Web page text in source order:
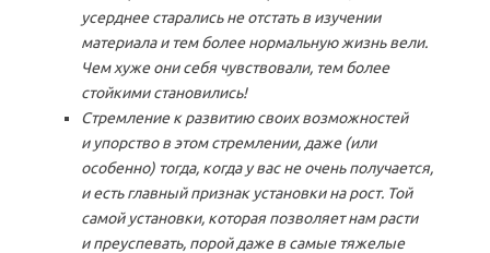
усерднее старались не отстать в изучении
материала и тем более нормальную жизнь вели.
Чем хуже они себя чувствовали, тем более
стойкими становились!
Стремление к развитию своих возможностей
и упорство в этом стремлении, даже (или
особенно) тогда, когда у вас не очень получается,
и есть главный признак установки на рост. Той
самой установки, которая позволяет нам расти
и преуспевать, порой даже в самые тяжелые